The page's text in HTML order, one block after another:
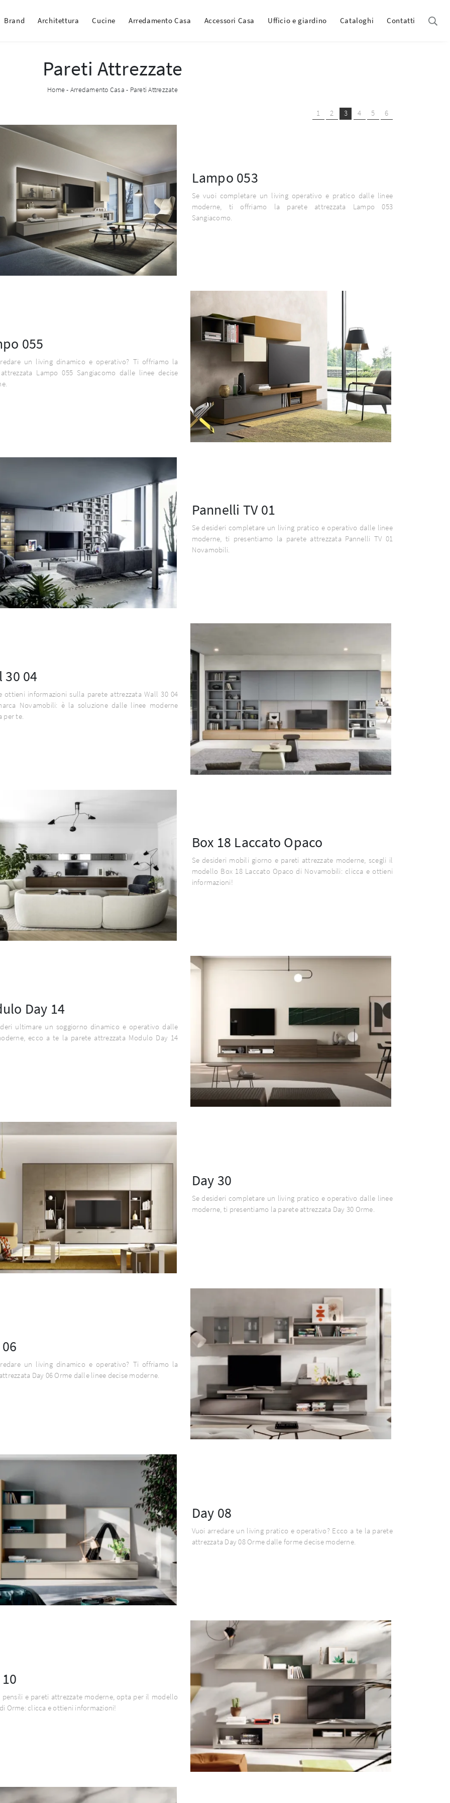
Brand Architettura Cucine Arredamento Casa Accessori Casa Ufficio e giardino Cataloghi Contatti
Pareti Attrezzate
Home- Arredamento Casa - Pareti Attrezzate
1 2 3 4 5 6
Lampo 053
Se vuoi completare un living operativo e pratico dalle linee
moderne, ti offriamo la parete attrezzata Lampo 053
Sangiacomo.
055
un living dinamico e operativo? Ti offriamo la
Lampo 055 Sangiacomo dalle linee decise
Pannelli TV 01
Se desideri completare un living pratico e operativo dalle linee
moderne, ti presentiamo la parete attrezzata Pannelli TV 01
Novamobili.
30 04
ottieni informazioni sulla parete attrezzata Wall 30 04
Novamobili: è la soluzione dalle linee moderne
per te.
Box 18 Laccato Opaco
Se desideri mobili giorno e pareti attrezzate moderne, scegli il
modello Box 18 Laccato Opaco di Novamobili: clicca e ottieni
informazioni!
Day 14
ultimare un soggiorno dinamico e operativo dalle
ecco a te la parete attrezzata Modulo Day 14
Day 30
Se desideri completare un living pratico e operativo dalle linee
moderne, ti presentiamo la parete attrezzata Day 30 Orme.
un living dinamico e operativo? Ti offriamo la
Day 06 Orme dalle linee decise moderne.
Day 08
Vuoi arredare un living pratico e operativo? Ecco a te la parete
attrezzata Day 08 Orme dalle forme decise moderne.
pensili e pareti attrezzate moderne, opta per il modello
Orme: clicca e ottieni informazioni!